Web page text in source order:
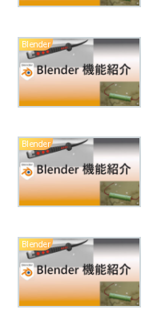
Blender
Blender
Blender